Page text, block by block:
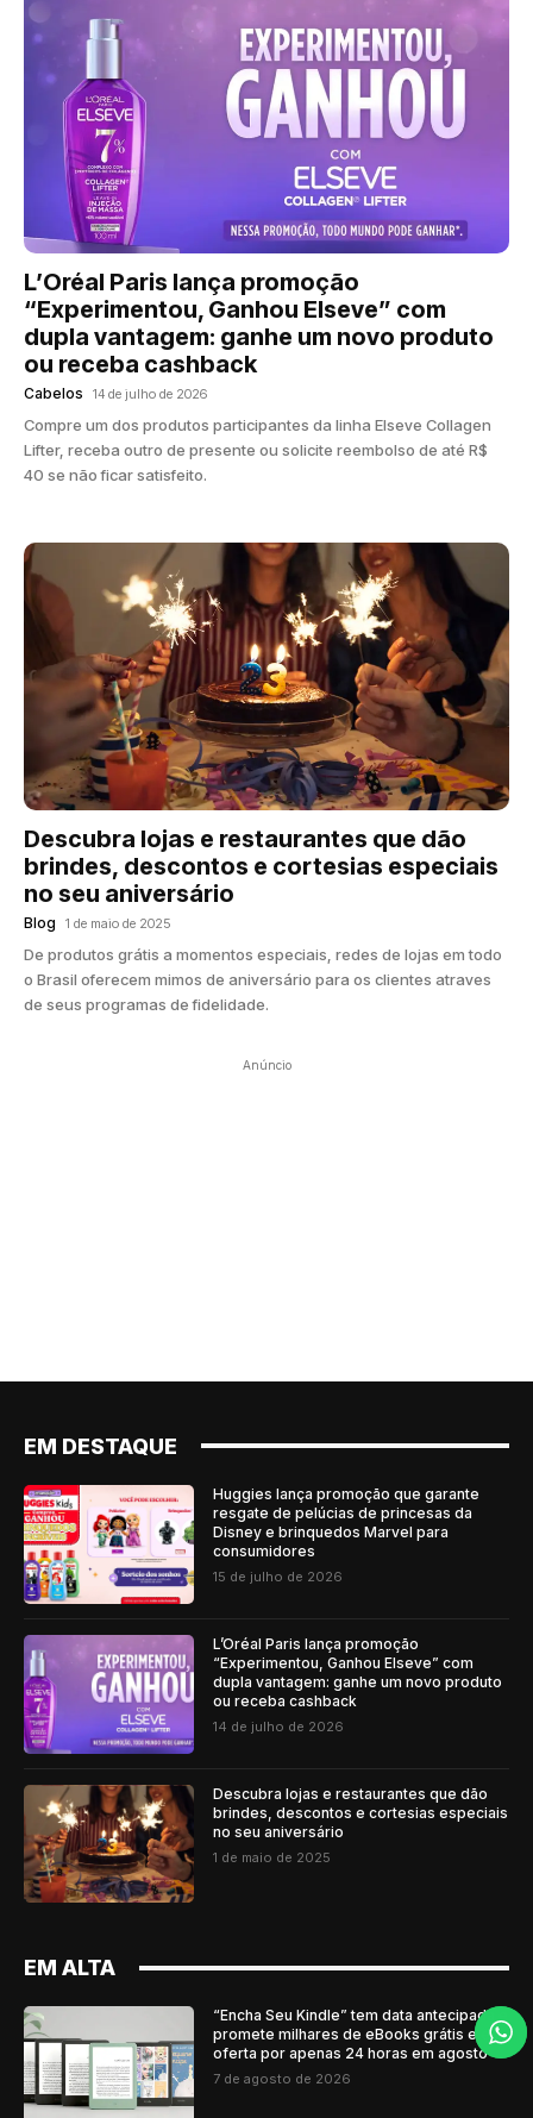
L’Oréal Paris lança promoção
“Experimentou, Ganhou Elseve” com
dupla vantagem: ganhe um novo produto
ou receba cashback
Cabelos 14 de julho de 2026
Compre um dos produtos participantes da linha Elseve Collagen
Lifter, receba outro de presente ou solicite reembolso de até R$
40 se não ficar satisfeito.
Descubra lojas e restaurantes que dão
brindes, descontos e cortesias especiais
no seu aniversário
Blog 1 de maio de 2025
De produtos grátis a momentos especiais, redes de lojas em todo
o Brasil oferecem mimos de aniversário para os clientes atraves
de seus programas de fidelidade.
Anúncio
EM DESTAQUE
Huggies lança promoção que garante
resgate de pelúcias de princesas da
Disney e brinquedos Marvel para
consumidores
15 de julho de 2026
L’Oréal Paris lança promoção
“Experimentou, Ganhou Elseve” com
dupla vantagem: ganhe um novo produto
ou receba cashback
14 de julho de 2026
Descubra lojas e restaurantes que dão
brindes, descontos e cortesias especiais
no seu aniversário
1 de maio de 2025
EM ALTA
“Encha Seu Kindle” tem data antecipada e
promete milhares de eBooks grátis e em
oferta por apenas 24 horas em agosto
7 de agosto de 2026